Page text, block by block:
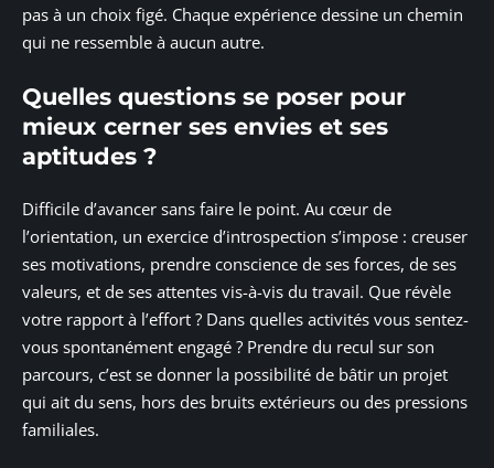
pas à un choix figé. Chaque expérience dessine un chemin
qui ne ressemble à aucun autre.
Quelles questions se poser pour
mieux cerner ses envies et ses
aptitudes ?
Difficile d’avancer sans faire le point. Au cœur de
l’orientation, un exercice d’introspection s’impose : creuser
ses motivations, prendre conscience de ses forces, de ses
valeurs, et de ses attentes vis-à-vis du travail. Que révèle
votre rapport à l’effort ? Dans quelles activités vous sentez-
vous spontanément engagé ? Prendre du recul sur son
parcours, c’est se donner la possibilité de bâtir un projet
qui ait du sens, hors des bruits extérieurs ou des pressions
familiales.